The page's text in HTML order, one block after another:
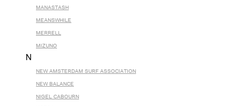
MANASTASH
MEANSWHILE
MERRELL
MIZUNO
N
NEW AMSTERDAM SURF ASSOCIATION
NEW BALANCE
NIGEL CABOURN